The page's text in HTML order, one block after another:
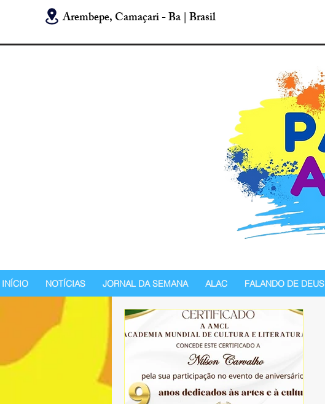
Arembepe, Camaçari - Ba | Brasil
INÍCIO NOTÍCIAS JORNAL DA SEMANA ALAC FALANDO DE DEUS